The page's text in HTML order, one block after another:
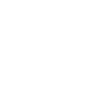
8 800